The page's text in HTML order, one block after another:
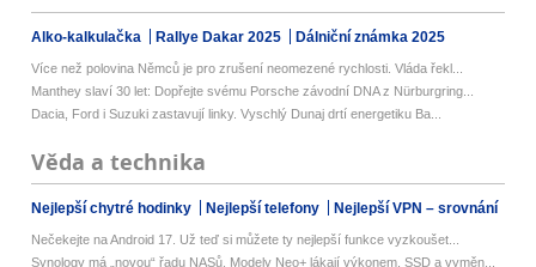
Alko-kalkulačka Rallye Dakar 2025 Dálniční známka 2025
Více než polovina Němců je pro zrušení neomezené rychlosti. Vláda řekl...
Manthey slaví 30 let: Dopřejte svému Porsche závodní DNA z Nürburgring...
Dacia, Ford i Suzuki zastavují linky. Vyschlý Dunaj drtí energetiku Ba...
Věda a technika
Nejlepší chytré hodinky Nejlepší telefony Nejlepší VPN – srovnání
Nečekejte na Android 17. Už teď si můžete ty nejlepší funkce vyzkoušet...
Synology má „novou“ řadu NASů. Modely Neo+ lákají výkonem, SSD a vyměn...